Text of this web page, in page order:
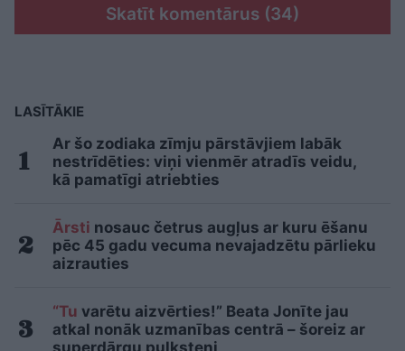
Skatīt komentārus (34)
LASĪTĀKIE
Ar šo zodiaka zīmju pārstāvjiem labāk
nestrīdēties: viņi vienmēr atradīs veidu,
kā pamatīgi atriebties
Ārsti nosauc četrus augļus ar kuru ēšanu
pēc 45 gadu vecuma nevajadzētu pārlieku
aizrauties
“Tu varētu aizvērties!” Beata Jonīte jau
atkal nonāk uzmanības centrā – šoreiz ar
superdārgu pulksteni